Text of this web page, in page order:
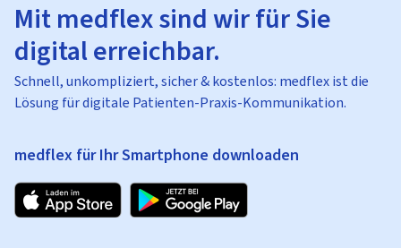
Mit medflex sind wir für Sie
digital erreichbar.
Schnell, unkompliziert, sicher & kostenlos: medflex ist die
Lösung für digitale Patienten-Praxis-Kommunikation.
medflex für Ihr Smartphone downloaden